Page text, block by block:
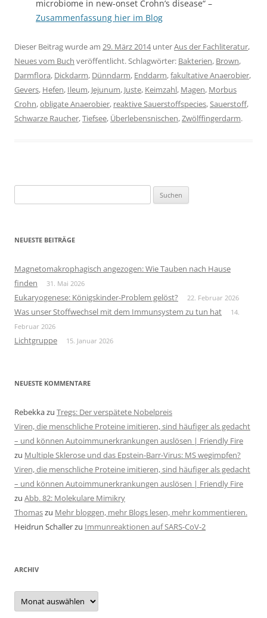
microbiome in new-onset Crohn’s disease“ –
Zusammenfassung hier im Blog
Dieser Beitrag wurde am 29. März 2014unterAus der Fachliteratur,
Neues vom Buch veröffentlicht. Schlagwörter: Bakterien, Brown,
Darmflora, Dickdarm, Dünndarm, Enddarm,fakultative Anaerobier,
Gevers, Hefen, Ileum, Jejunum, Juste, Keimzahl, Magen, Morbus
Crohn,obligate Anaerobier, reaktive Sauerstoffspecies, Sauerstoff,
Schwarze Raucher,Tiefsee, Überlebensnischen,Zwölffingerdarm.
nach:
NEUESTE BEITRÄGE
Magnetomakrophagisch angezogen: Wie Tauben nach Hause
finden
31. Mai 2026
Eukaryogenese: Königskinder-Problem gelöst? 22. Februar 2026
Was unser Stoffwechsel mit dem Immunsystem zu tun hat
14.
Februar 2026
Lichtgruppe 15. Januar 2026
NEUESTE KOMMENTARE
Rebekkazu Tregs: Der verspätete Nobelpreis
Viren, die menschliche Proteine imitieren, sind häufiger als gedacht
– und können Autoimmunerkrankungen auslösen | Friendly Fire
zu Multiple Sklerose und das Epstein-Barr-Virus: MS wegimpfen?
Viren, die menschliche Proteine imitieren, sind häufiger als gedacht
– und können Autoimmunerkrankungen auslösen | Friendly Fire
zu Abb. 82: Molekulare Mimikry
Thomaszu Mehr bloggen, mehr Blogs lesen, mehr kommentieren.
Heidrun Schallerzu Immunreaktionen auf SARS-CoV-2
ARCHIV
Archiv